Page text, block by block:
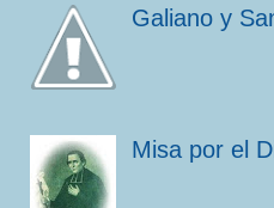
Galiano y
Misa por el